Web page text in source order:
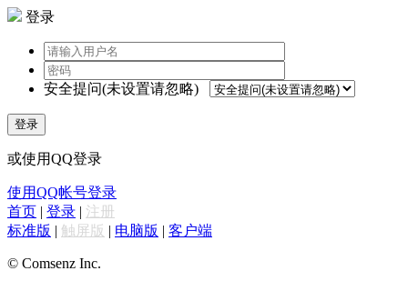
登录
安全提问(未设置请忽略)
登录
或使用QQ登录
使用QQ帐号登录
首页 | 登录 | 注册
标准版 | 触屏版 | 电脑版 | 客户端
© Comsenz Inc.